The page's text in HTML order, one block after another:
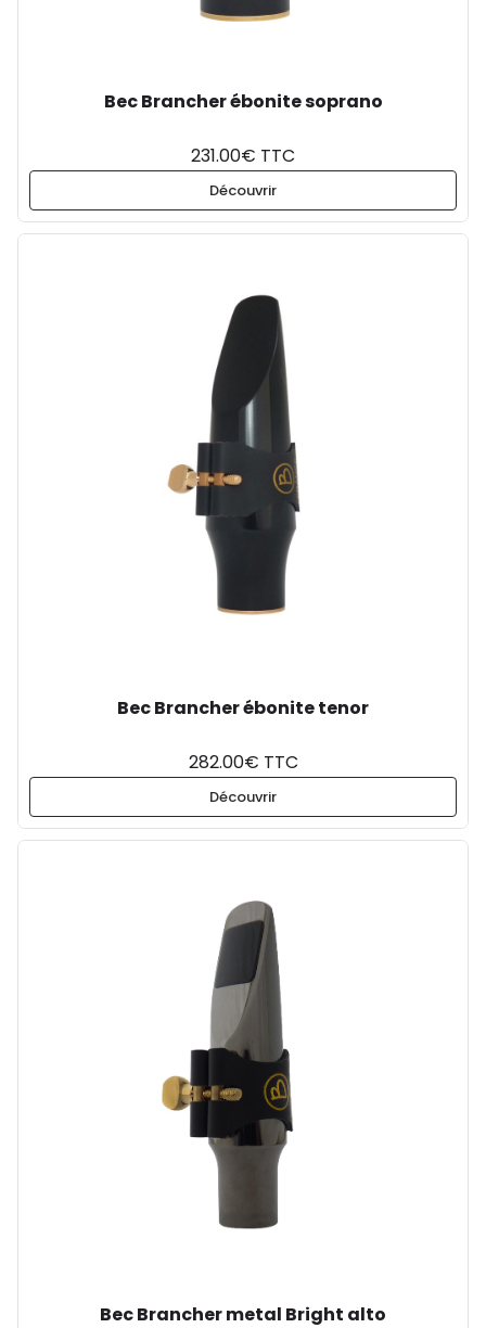
Bec Brancher ébonite soprano
231.00€ TTC
Découvrir
Bec Brancher ébonite tenor
282.00€ TTC
Découvrir
Bec Brancher metal Bright alto